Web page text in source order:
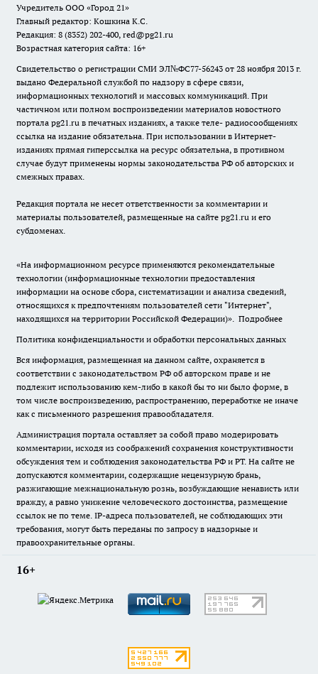
Учредитель ООО «Город 21»
Главный редактор: Кошкина К.С.
Редакция: 8 (8352) 202-400, red@pg21.ru
Возрастная категория сайта: 16+
Свидетельство о регистрации СМИ ЭЛ№ФС77-56243 от 28 ноября 2013 г.
выдано Федеральной службой по надзору в сфере связи,
информационных технологий и массовых коммуникаций. При
частичном или полном воспроизведении материалов новостного
портала pg21.ru в печатных изданиях, а также теле- радиосообщениях
ссылка на издание обязательна. При использовании в Интернет-
изданиях прямая гиперссылка на ресурс обязательна, в противном
случае будут применены нормы законодательства РФ об авторских и
смежных правах.
Редакция портала не несет ответственности за комментарии и
материалы пользователей, размещенные на сайте pg21.ru и его
субдоменах.
«На информационном ресурсе применяются рекомендательные
технологии (информационные технологии предоставления
информации на основе сбора, систематизации и анализа сведений,
относящихся к предпочтениям пользователей сети "Интернет",
находящихся на территории Российской Федерации)». Подробнее
Политика конфиденциальности и обработки персональных данных
Вся информация, размещенная на данном сайте, охраняется в
соответствии с законодательством РФ об авторском праве и не
подлежит использованию кем-либо в какой бы то ни было форме, в
том числе воспроизведению, распространению, переработке не иначе
как с письменного разрешения правообладателя.
Администрация портала оставляет за собой право модерировать
комментарии, исходя из соображений сохранения конструктивности
обсуждения тем и соблюдения законодательства РФ и РТ. На сайте не
допускаются комментарии, содержащие нецензурную брань,
разжигающие межнациональную рознь, возбуждающие ненависть или
вражду, а равно унижение человеческого достоинства, размещение
ссылок не по теме. IP-адреса пользователей, не соблюдающих эти
требования, могут быть переданы по запросу в надзорные и
правоохранительные органы.
16+